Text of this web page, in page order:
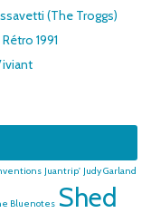
(The Troggs)
1991
Juantrip' Judy Garland
Bluenotes Shed